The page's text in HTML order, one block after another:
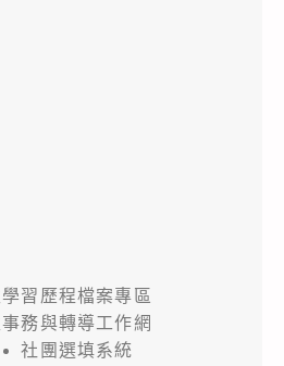
習歷程檔案專區
務與轉導工作網
社團選填系統